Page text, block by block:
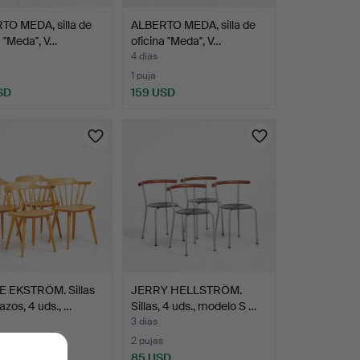
MEDA, silla de
V…
ALBERTO MEDA, silla de
oficina ''Meda'', V…
4 días
1 puja
159 USD
EKSTRÖM. Sillas
4 uds., …
JERRY HELLSTRÖM.
Sillas, 4 uds., modelo S …
3 días
2 pujas